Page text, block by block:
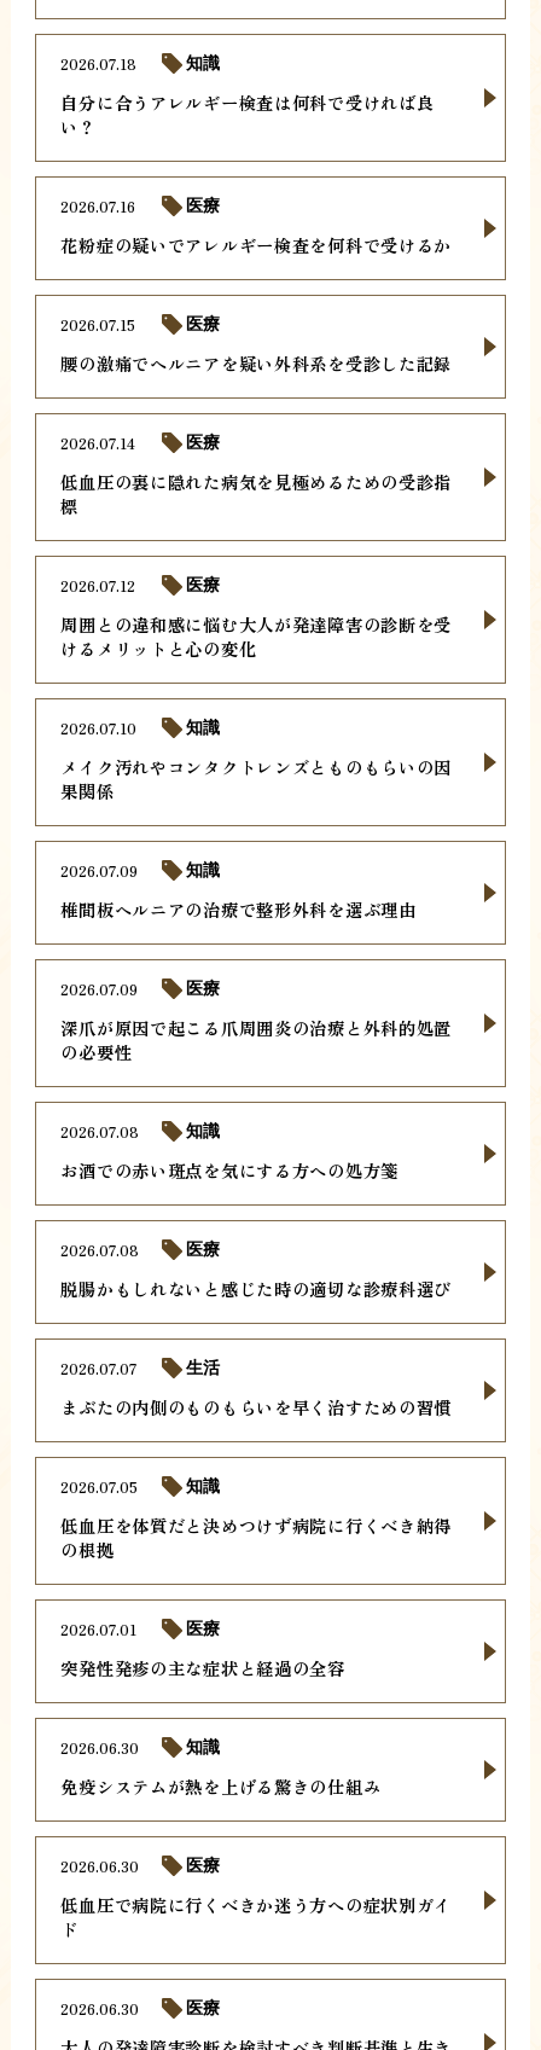
自分に合うアレルギー検査は何科で受ければ良
い？
2026.07.18 知識
花粉症の疑いでアレルギー検査を何科で受けるか
2026.07.16 医療
腰の激痛でヘルニアを疑い外科系を受診した記録
2026.07.15 医療
低血圧の裏に隠れた病気を見極めるための受診指
標
2026.07.14 医療
周囲との違和感に悩む大人が発達障害の診断を受
けるメリットと心の変化
2026.07.12 医療
メイク汚れやコンタクトレンズとものもらいの因
果関係
2026.07.10 知識
椎間板ヘルニアの治療で整形外科を選ぶ理由
2026.07.09 知識
深爪が原因で起こる爪周囲炎の治療と外科的処置
の必要性
2026.07.09 医療
お酒での赤い斑点を気にする方への処方箋
2026.07.08 知識
脱腸かもしれないと感じた時の適切な診療科選び
2026.07.08 医療
まぶたの内側のものもらいを早く治すための習慣
2026.07.07 生活
低血圧を体質だと決めつけず病院に行くべき納得
の根拠
2026.07.05 知識
突発性発疹の主な症状と経過の全容
2026.07.01 医療
免疫システムが熱を上げる驚きの仕組み
2026.06.30 知識
低血圧で病院に行くべきか迷う方への症状別ガイ
ド
2026.06.30 医療
2026.06.30 医療